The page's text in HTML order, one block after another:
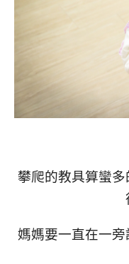
攀爬的教具算蠻
媽媽要一直在一